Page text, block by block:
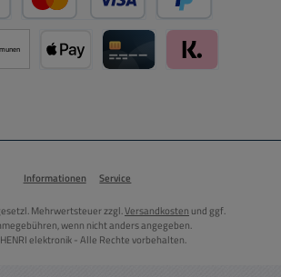
Kredit- oder Debitkarte über PayPal
Später Bezahlen
Informationen Service
Mehrwertsteuer zzgl.Versandkosten und ggf.
wenn nicht anders angegeben.
elektronik - Alle Rechte vorbehalten.